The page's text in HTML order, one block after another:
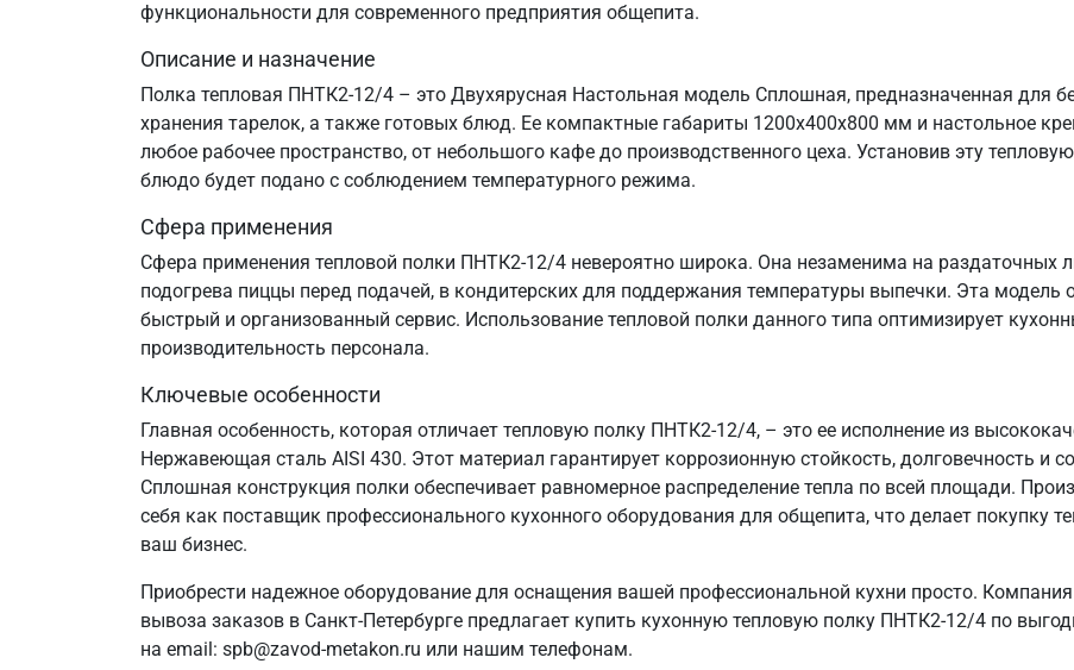
функциональности для современного предприятия общепита.
Описание и назначение
Полка тепловая ПНТК2-12/4 – это Двухярусная Настольная модель Сплошная, предназначенная для
хранения тарелок, а также готовых блюд. Ее компактные габариты 1200х400х800 мм и настольное
любое рабочее пространство, от небольшого кафе до производственного цеха. Установив эту
блюдо будет подано с соблюдением температурного режима.
Сфера применения
Сфера применения тепловой полки ПНТК2-12/4 невероятно широка. Она незаменима на раздаточных
подогрева пиццы перед подачей, в кондитерских для поддержания температуры выпечки. Эта модель
быстрый и организованный сервис. Использование тепловой полки данного типа оптимизирует
производительность персонала.
Ключевые особенности
Главная особенность, которая отличает тепловую полку ПНТК2-12/4, – это ее исполнение из
Нержавеющая сталь AISI 430. Этот материал гарантирует коррозионную стойкость, долговечность и
Сплошная конструкция полки обеспечивает равномерное распределение тепла по всей площади.
себя как поставщик профессионального кухонного оборудования для общепита, что делает покупку
ваш бизнес.
Приобрести надежное оборудование для оснащения вашей профессиональной кухни просто.
вывоза заказов в Санкт‑Петербурге предлагает купить кухонную тепловую полку ПНТК2-12/4 по
на email: spb@zavod-metakon.ru или нашим телефонам.